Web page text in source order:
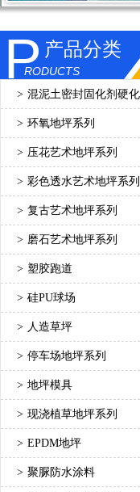
P产品分类
RODUCTS
> 混泥土密封固化剂硬
> 环氧地坪系列
> 压花艺术地坪系列
> 彩色透水艺术地坪系列
> 复古艺术地坪系列
> 磨石艺术地坪系列
> 塑胶跑道
> 硅PU球场
> 人造草坪
> 停车场地坪系列
> 地坪模具
> 现浇植草地坪系列
> EPDM地坪
> 聚脲防水涂料